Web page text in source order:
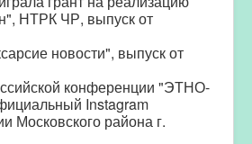
", НТРК ЧР, выпуск от
новости", выпуск от
конференции "ЭТНО-
Instagram
Московского района г.